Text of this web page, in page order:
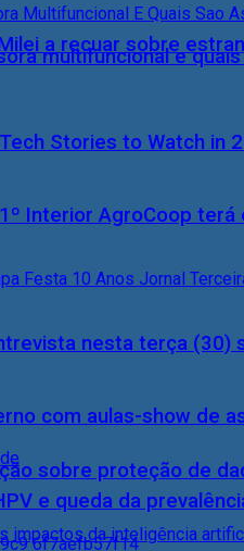
a recuar sobre
Interior AgroCoop
nesta terça (30)
sobre proteção de
multifuncional e
Stories to Watch in
com aulas-show de
e queda da